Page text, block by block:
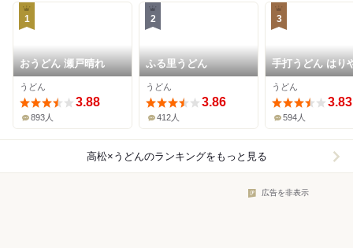
1
おうどん 瀬戸晴れ
うどん
3.88
893人
2
ふる里うどん
うどん
3.86
412人
3
手打うどん はり
うどん
3.83
594人
高松×うどんのランキングをもっと見る
広告を非表示